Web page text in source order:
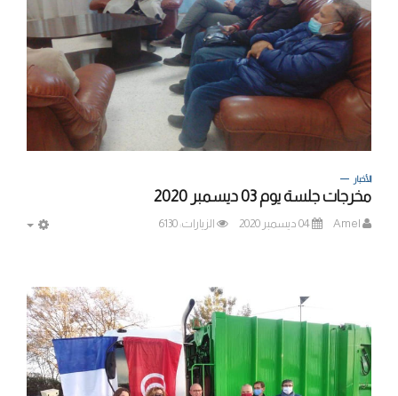
الأخبار
مخرجات جلسة يوم 03 ديسمبر 2020
Amel 04 ديسمبر 2020 الزيارات: 6130